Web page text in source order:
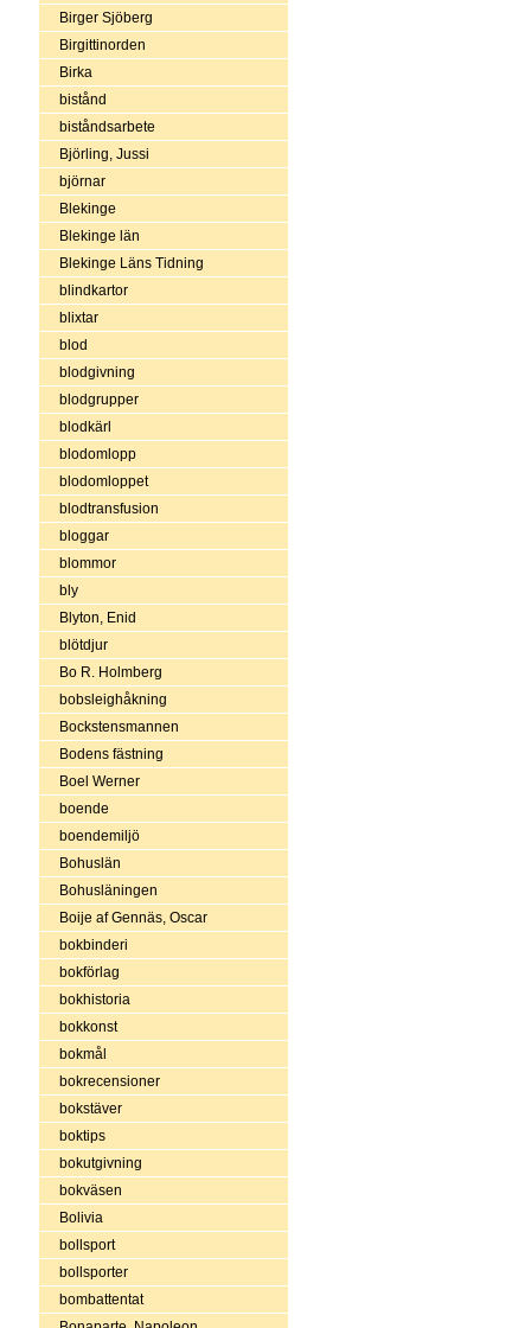
Birger Sjöberg
Birgittinorden
Birka
bistånd
biståndsarbete
Björling, Jussi
björnar
Blekinge
Blekinge län
Blekinge Läns Tidning
blindkartor
blixtar
blod
blodgivning
blodgrupper
blodkärl
blodomlopp
blodomloppet
blodtransfusion
bloggar
blommor
bly
Blyton, Enid
blötdjur
Bo R. Holmberg
bobsleighåkning
Bockstensmannen
Bodens fästning
Boel Werner
boende
boendemiljö
Bohuslän
Bohusläningen
Boije af Gennäs, Oscar
bokbinderi
bokförlag
bokhistoria
bokkonst
bokmål
bokrecensioner
bokstäver
boktips
bokutgivning
bokväsen
Bolivia
bollsport
bollsporter
bombattentat